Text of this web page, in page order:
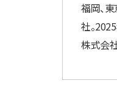
福岡、
社。
株式会